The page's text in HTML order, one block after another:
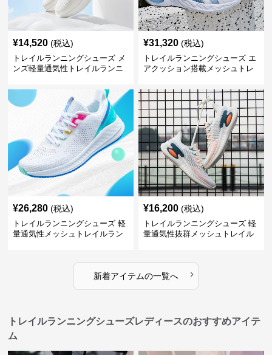
¥14,520 (税込)
トレイルランニングシューズ メ
ンズ軽量通気性トレイルランニ
¥31,320 (税込)
トレイルランニングシューズ エ
アクッション搭載メッシュトレ
¥26,280 (税込)
トレイルランニングシューズ 軽
量通気性メッシュトレイルラン
¥16,200 (税込)
トレイルランニングシューズ 軽
量通気性抜群メッシュトレイル
新着アイテムの一覧へ ›
トレイルランニングシューズレディースのおすすめアイテ
ム